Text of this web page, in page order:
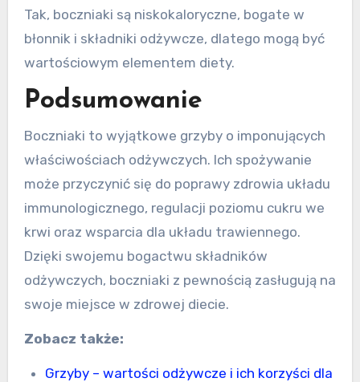
Tak, boczniaki są niskokaloryczne, bogate w
błonnik i składniki odżywcze, dlatego mogą być
wartościowym elementem diety.
Podsumowanie
Boczniaki to wyjątkowe grzyby o imponujących
właściwościach odżywczych. Ich spożywanie
może przyczynić się do poprawy zdrowia układu
immunologicznego, regulacji poziomu cukru we
krwi oraz wsparcia dla układu trawiennego.
Dzięki swojemu bogactwu składników
odżywczych, boczniaki z pewnością zasługują na
swoje miejsce w zdrowej diecie.
Zobacz także:
Grzyby – wartości odżywcze i ich korzyści dla